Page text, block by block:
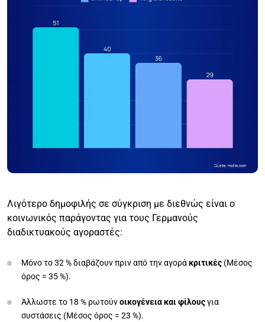
Λιγότερο δημοφιλής σε σύγκριση με διεθνώς είναι ο
κοινωνικός παράγοντας για τους Γερμανούς
διαδικτυακούς αγοραστές:
Μόνο το 32 % διαβάζουν πριν από την αγοράκριτικές (Μέσος
όρος = 35 %).
Άλλωστε το 18 % ρωτούνοικογένεια και φίλουςγια
συστάσεις (Μέσος όρος = 23 %).